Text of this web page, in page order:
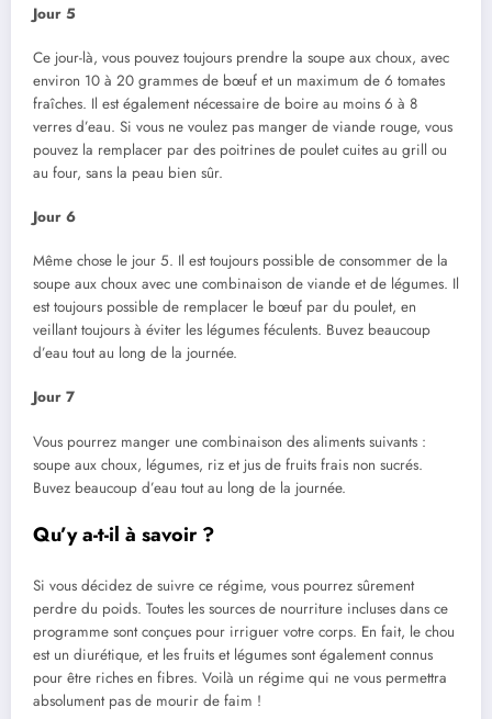
Jour 5
Ce jour-là, vous pouvez toujours prendre la soupe aux choux, avec
environ 10 à 20 grammes de bœuf et un maximum de 6 tomates
fraîches. Il est également nécessaire de boire au moins 6 à 8
verres d’eau. Si vous ne voulez pas manger de viande rouge, vous
pouvez la remplacer par des poitrines de poulet cuites au grill ou
au four, sans la peau bien sûr.
Jour 6
Même chose le jour 5. Il est toujours possible de consommer de la
soupe aux choux avec une combinaison de viande et de légumes. Il
est toujours possible de remplacer le bœuf par du poulet, en
veillant toujours à éviter les légumes féculents. Buvez beaucoup
d’eau tout au long de la journée.
Jour 7
Vous pourrez manger une combinaison des aliments suivants :
soupe aux choux, légumes, riz et jus de fruits frais non sucrés.
Buvez beaucoup d’eau tout au long de la journée.
Qu’y a-t-il à savoir ?
Si vous décidez de suivre ce régime, vous pourrez sûrement
perdre du poids. Toutes les sources de nourriture incluses dans ce
programme sont conçues pour irriguer votre corps. En fait, le chou
est un diurétique, et les fruits et légumes sont également connus
pour être riches en fibres. Voilà un régime qui ne vous permettra
absolument pas de mourir de faim !